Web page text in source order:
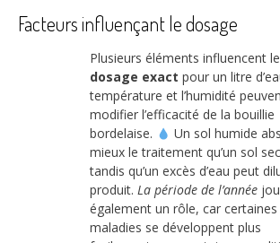
Facteurs influençant le dosage
Plusieurs éléments influencent le
dosage exact pour un litre
température et l’humidité
modifier l’efficacité de la bouillie
bordelaise.
Un sol humide
mieux le traitement qu’un sol
tandis qu’un excès d’eau peut
produit. La période de l’année
également un rôle, car certaines
maladies se développent plus